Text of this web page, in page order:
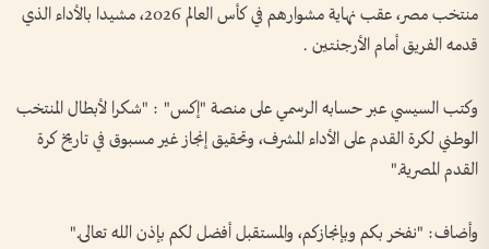
منتخب مصر، عقب نهاية مشوارهم في كأس العالم 2026، مشيدا بالأداء الذي
قدمه الفريق أمام الأرجنتين .
وكتب السيسي عبر حسابه الرسمي على منصة "إكس" : "شكرا لأبطال المنتخب
الوطني لكرة القدم على الأداء المشرف، وتحقيق إنجاز غير مسبوق في تاريخ كرة
القدم المصرية."
وأضاف: "نفخر بكم وبإنجازكم، والمستقبل أفضل لكم بإذن الله تعالى."